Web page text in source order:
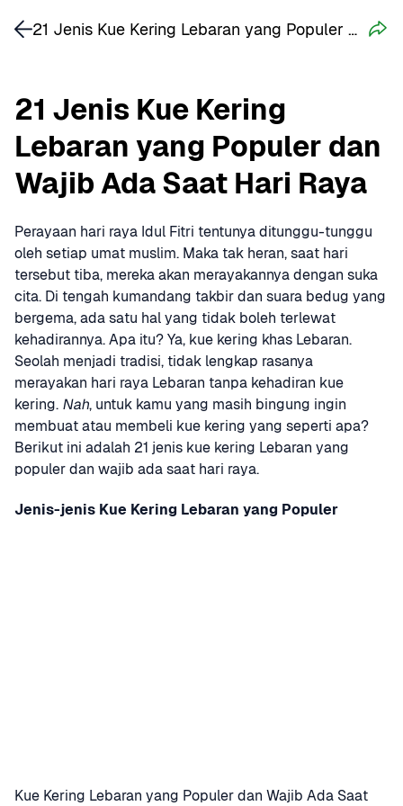
21 Jenis Kue Kering
Lebaran yang Populer dan
Wajib Ada Saat Hari Raya
Perayaan hari raya Idul Fitri tentunya ditunggu-tunggu
oleh setiap umat muslim. Maka tak heran, saat hari
tersebut tiba, mereka akan merayakannya dengan suka
cita. Di tengah kumandang takbir dan suara bedug yang
bergema, ada satu hal yang tidak boleh terlewat
kehadirannya. Apa itu? Ya, kue kering khas Lebaran.
Seolah menjadi tradisi, tidak lengkap rasanya
merayakan hari raya Lebaran tanpa kehadiran kue
kering. Nah, untuk kamu yang masih bingung ingin
membuat atau membeli kue kering yang seperti apa?
Berikut ini adalah 21 jenis kue kering Lebaran yang
populer dan wajib ada saat hari raya.
Jenis-jenis Kue Kering Lebaran yang Populer
Kue Kering Lebaran yang Populer dan Wajib Ada Saat
21 Jenis Kue Kering Lebaran yang Populer dan Wajib Ada Saat Hari Raya